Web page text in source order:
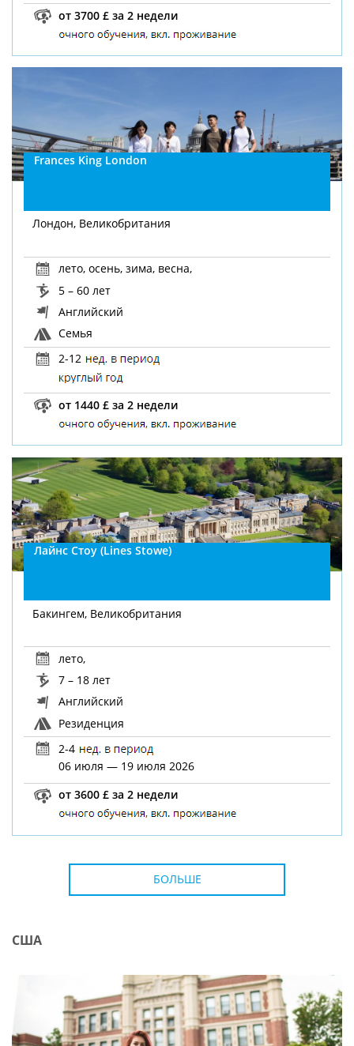
от 3700 £ за 2 недели
Frances King London
Лондон, Великобритания
лето,осень,зима, весна,
5 – 60 лет
Английский
Семья
2-12
от 1440 £ за 2 недели
Лайнс Стоу (Lines Stowe)
Бакингем, Великобритания
лето,
7 – 18 лет
Английский
Резиденция
2-4
06 июля — 19 июля 2026
от 3600 £ за 2 недели
БОЛЬШЕ
США